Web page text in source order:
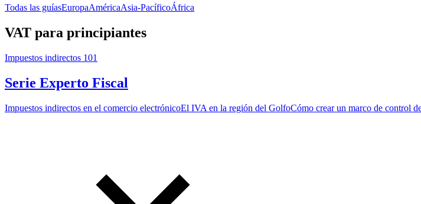
Todas las guíasEuropaAméricaAsia-PacíficoÁfrica
VAT para principiantes
Impuestos indirectos 101
Serie Experto Fiscal
Impuestos indirectos en el comercio electrónicoEl IVA en la región del GolfoCómo crear un marco de control